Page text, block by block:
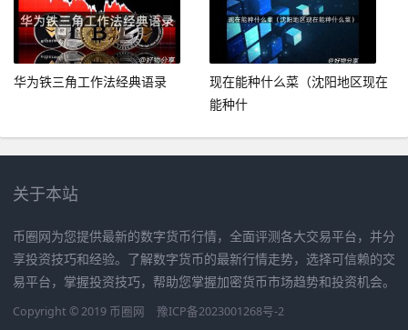
华为铁三角工作法经典语录
现在能种什么菜（沈阳地区现在
能种什
关于本站
币圈网为您提供最新的数字货币行情，全面评测各大交易平台，并分
享投资技巧和经验。了解数字货币的最新行情走势，选择可信赖的交
易平台，掌握投资技巧，帮助您掌握加密货币市场趋势和投资机会。
Copyright © 2019 币圈网 豫ICP备2023001268号-2